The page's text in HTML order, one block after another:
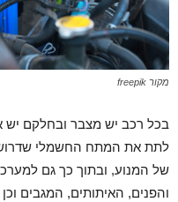
מקור freepik
בכל רכב יש מצבר ובחלקם יש
לתת את המתח החשמלי
של המנוע, ובתוך כך גם
והפנים, האיתותים, המגבים